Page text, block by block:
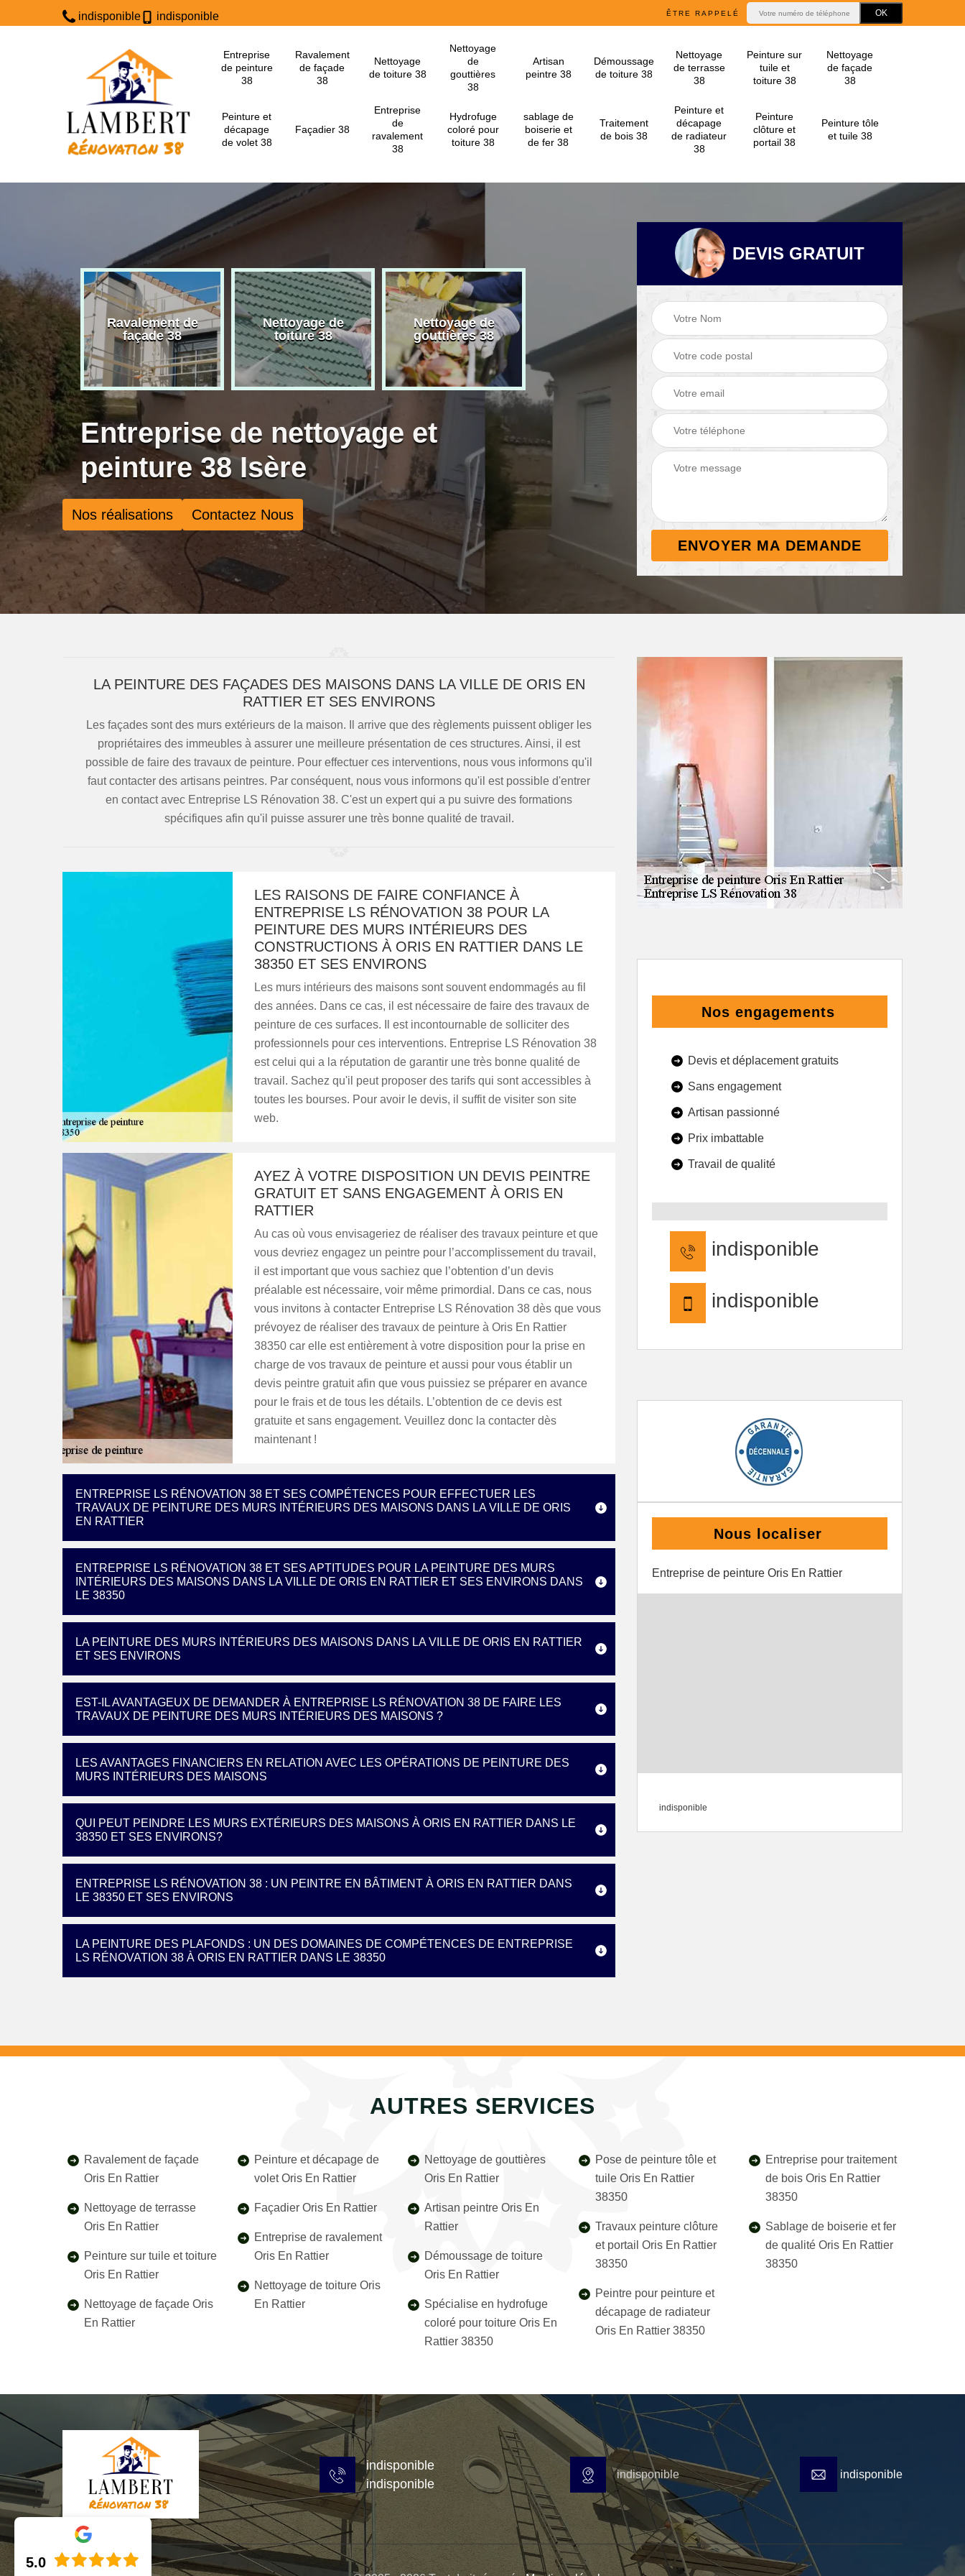
indisponible indisponible ÊTRE RAPPELÉ
Entreprise
de peinture
38
Ravalement
de façade
38
Nettoyage
de toiture 38
Nettoyage
de
gouttières
38
Artisan
peintre 38
Démoussage
de toiture 38
Nettoyage
de terrasse
38
Peinture sur
tuile et
toiture 38
Nettoyage
de façade
38
Peinture et
décapage
de volet 38
Façadier 38
Entreprise
de
ravalement
38
Hydrofuge
coloré pour
toiture 38
sablage de
boiserie et
de fer 38
Traitement
de bois 38
Peinture et
décapage
de radiateur
38
Peinture
clôture et
portail 38
Peinture tôle
et tuile 38
de
38
Ravalement de
façade 38
Nettoyage de
toiture 38
Nettoyage de
gouttières 38
Artisan peintre 38
Démoussage de
toiture 38
Nettoyage de
terrasse 38
Entreprise de nettoyage et
peinture 38 Isère
Nos réalisations Contactez Nous
DEVIS GRATUIT
LA PEINTURE DES FAÇADES DES MAISONS DANS LA VILLE DE ORIS EN
RATTIER ET SES ENVIRONS
Les façades sont des murs extérieurs de la maison. Il arrive que des règlements puissent obliger les
propriétaires des immeubles à assurer une meilleure présentation de ces structures. Ainsi, il est
possible de faire des travaux de peinture. Pour effectuer ces interventions, nous vous informons qu'il
faut contacter des artisans peintres. Par conséquent, nous vous informons qu'il est possible d'entrer
en contact avec Entreprise LS Rénovation 38. C'est un expert qui a pu suivre des formations
spécifiques afin qu'il puisse assurer une très bonne qualité de travail.
LES RAISONS DE FAIRE CONFIANCE À
ENTREPRISE LS RÉNOVATION 38 POUR LA
PEINTURE DES MURS INTÉRIEURS DES
CONSTRUCTIONS À ORIS EN RATTIER DANS LE
38350 ET SES ENVIRONS
Les murs intérieurs des maisons sont souvent endommagés au fil
des années. Dans ce cas, il est nécessaire de faire des travaux de
peinture de ces surfaces. Il est incontournable de solliciter des
professionnels pour ces interventions. Entreprise LS Rénovation 38
est celui qui a la réputation de garantir une très bonne qualité de
travail. Sachez qu'il peut proposer des tarifs qui sont accessibles à
toutes les bourses. Pour avoir le devis, il suffit de visiter son site
web.
AYEZ À VOTRE DISPOSITION UN DEVIS PEINTRE
GRATUIT ET SANS ENGAGEMENT À ORIS EN
RATTIER
Au cas où vous envisageriez de réaliser des travaux peinture et que
vous devriez engagez un peintre pour l’accomplissement du travail,
il est important que vous sachiez que l’obtention d’un devis
préalable est nécessaire, voir même primordial. Dans ce cas, nous
vous invitons à contacter Entreprise LS Rénovation 38 dès que vous
prévoyez de réaliser des travaux de peinture à Oris En Rattier
38350 car elle est entièrement à votre disposition pour la prise en
charge de vos travaux de peinture et aussi pour vous établir un
devis peintre gratuit afin que vous puissiez se préparer en avance
pour le frais et de tous les détails. L’obtention de ce devis est
gratuite et sans engagement. Veuillez donc la contacter dès
maintenant !
ENTREPRISE LS RÉNOVATION 38 ET SES COMPÉTENCES POUR EFFECTUER LES
TRAVAUX DE PEINTURE DES MURS INTÉRIEURS DES MAISONS DANS LA VILLE DE ORIS
EN RATTIER
ENTREPRISE LS RÉNOVATION 38 ET SES APTITUDES POUR LA PEINTURE DES MURS
INTÉRIEURS DES MAISONS DANS LA VILLE DE ORIS EN RATTIER ET SES ENVIRONS DANS
LE 38350
LA PEINTURE DES MURS INTÉRIEURS DES MAISONS DANS LA VILLE DE ORIS EN RATTIER
ET SES ENVIRONS
EST-IL AVANTAGEUX DE DEMANDER À ENTREPRISE LS RÉNOVATION 38 DE FAIRE LES
TRAVAUX DE PEINTURE DES MURS INTÉRIEURS DES MAISONS ?
LES AVANTAGES FINANCIERS EN RELATION AVEC LES OPÉRATIONS DE PEINTURE DES
MURS INTÉRIEURS DES MAISONS
QUI PEUT PEINDRE LES MURS EXTÉRIEURS DES MAISONS À ORIS EN RATTIER DANS LE
38350 ET SES ENVIRONS?
ENTREPRISE LS RÉNOVATION 38 : UN PEINTRE EN BÂTIMENT À ORIS EN RATTIER DANS
LE 38350 ET SES ENVIRONS
LA PEINTURE DES PLAFONDS : UN DES DOMAINES DE COMPÉTENCES DE ENTREPRISE
LS RÉNOVATION 38 À ORIS EN RATTIER DANS LE 38350
Nos engagements
Devis et déplacement gratuits
Sans engagement
Artisan passionné
Prix imbattable
Travail de qualité
indisponible
indisponible
Nous localiser
Entreprise de peinture Oris En Rattier
indisponible
AUTRES SERVICES
Ravalement de façade
Oris En Rattier
Nettoyage de terrasse
Oris En Rattier
Peinture sur tuile et toiture
Oris En Rattier
Nettoyage de façade Oris
En Rattier
Peinture et décapage de
volet Oris En Rattier
Façadier Oris En Rattier
Entreprise de ravalement
Oris En Rattier
Nettoyage de toiture Oris
En Rattier
Nettoyage de gouttières
Oris En Rattier
Artisan peintre Oris En
Rattier
Démoussage de toiture
Oris En Rattier
Spécialise en hydrofuge
coloré pour toiture Oris En
Rattier 38350
Pose de peinture tôle et
tuile Oris En Rattier
38350
Travaux peinture clôture
et portail Oris En Rattier
38350
Peintre pour peinture et
décapage de radiateur
Oris En Rattier 38350
Entreprise pour traitement
de bois Oris En Rattier
38350
Sablage de boiserie et fer
de qualité Oris En Rattier
38350
indisponible
indisponible
indisponible indisponible
5.0